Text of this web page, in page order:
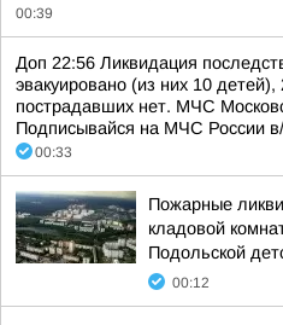
00:39
Доп 22:56 Ликвидация
эвакуировано (из них 10 детей),
пострадавших нет. МЧС
Подписывайся на МЧС России
00:33
Пожарные
кладовой
Подольской
00:12